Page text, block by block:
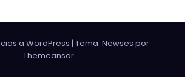
a WordPress | Tema: Newses por
Themeansar.